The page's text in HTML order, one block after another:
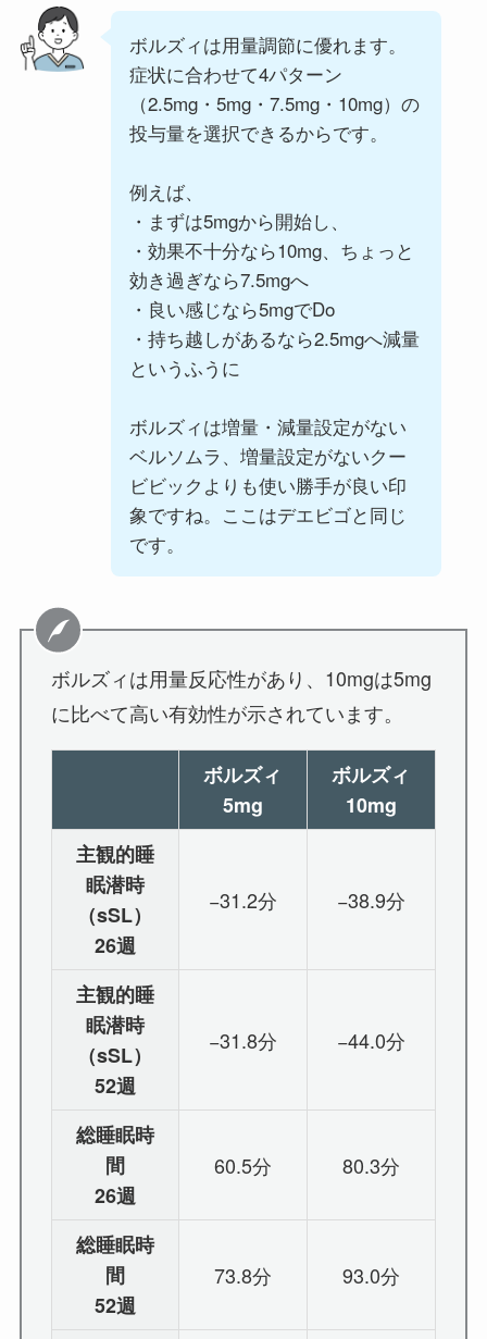
ボルズィは用量調節に優れます。
症状に合わせて4パターン
（2.5mg・5mg・7.5mg・10mg）の
投与量を選択できるからです。
例えば、
・まずは5mgから開始し、
・効果不十分なら10mg、ちょっと
効き過ぎなら7.5mgへ
・良い感じなら5mgでDo
・持ち越しがあるなら2.5mgへ減量
というふうに
ボルズィは増量・減量設定がない
ベルソムラ、増量設定がないクー
ビビックよりも使い勝手が良い印
象ですね。ここはデエビゴと同じ
です。
ボルズィは用量反応性があり、10mgは5mg
に比べて高い有効性が示されています。
ボルズィ
5mg
ボルズィ
10mg
主観的睡
眠潜時
（sSL）
26週
−31.2分 −38.9分
主観的睡
眠潜時
（sSL）
52週
−31.8分 −44.0分
総睡眠時
間
26週
60.5分 80.3分
総睡眠時
間
52週
73.8分 93.0分